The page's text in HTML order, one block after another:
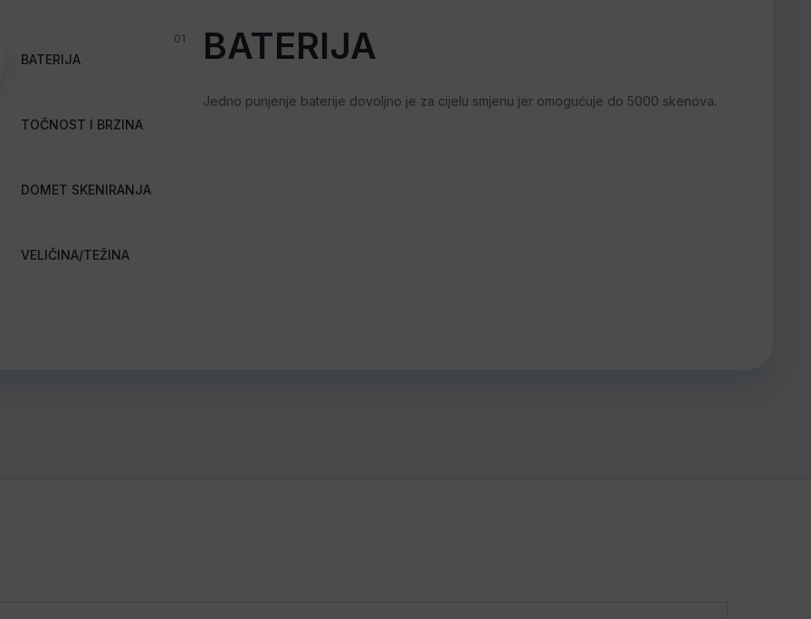
BATERIJA
TOČNOST I BRZINA
DOMET SKENIRANJA
VELIČINA/TEŽINA
01 BATERIJA
Jedno punjenje baterije dovoljno je za cijelu smjenu jer omogućuje do 5000 skenova.